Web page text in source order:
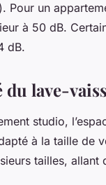
Pour un
à 50 dB.
dB.
du lave-
studio,
à la taille de
tailles,